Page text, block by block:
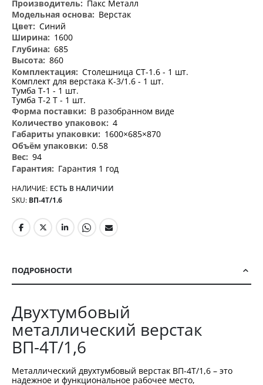
Пакс Металл
Верстак
Синий
1600
685
860
Столешница СТ-1.6 - 1 шт.
Комплект для верстака К-3/1.6 - 1 шт.
Тумба Т-1 - 1 шт.
Тумба Т-2 Т - 1 шт.
В разобранном виде
4
1600×685×870
0.58
94
Гарантия 1 год
НАЛИЧИЕ: ЕСТЬ В НАЛИЧИИ
SKU ВП-4Т/1.6
ПОДРОБНОСТИ
Двухтумбовый
металлический верстак
ВП-4Т/1,6
Металлический двухтумбовый верстак ВП-4Т/1,6 – это
надежное и функциональное рабочее место,